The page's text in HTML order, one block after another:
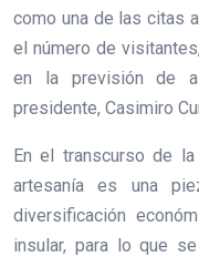
como una de las citas
el número de
en la previsión de
presidente, Casimiro
En el transcurso de
artesanía es una
diversificación
insular, para lo que